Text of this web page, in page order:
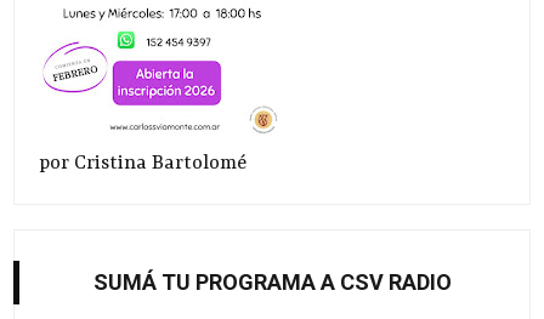
por Cristina Bartolomé
SUMÁ TU PROGRAMA A CSV RADIO